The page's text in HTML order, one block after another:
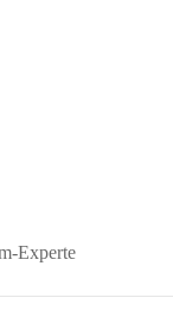
Experte